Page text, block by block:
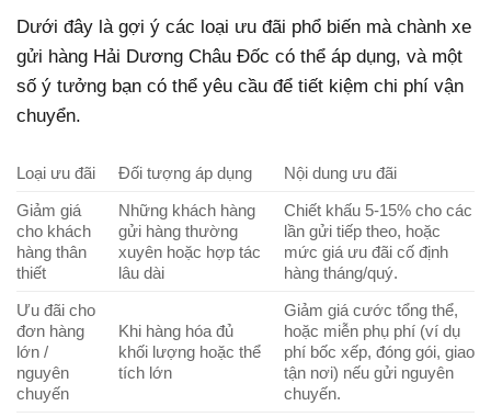
Dưới đây là gợi ý các loại ưu đãi phổ biến mà chành xe
gửi hàng Hải Dương Châu Đốc có thể áp dụng, và một
số ý tưởng bạn có thể yêu cầu để tiết kiệm chi phí vận
chuyển.
Loại ưu đãi Đối tượng áp dụng
Nội dung ưu đãi
Giảm giá
cho khách
hàng thân
thiết
Những khách hàng
gửi hàng thường
xuyên hoặc hợp tác
lâu dài
Chiết khấu 5-15% cho các
lần gửi tiếp theo, hoặc
mức giá ưu đãi cố định
hàng tháng/quý.
Ưu đãi cho
đơn hàng
lớn /
nguyên
chuyến
Khi hàng hóa đủ
khối lượng hoặc thể
tích lớn
Giảm giá cước tổng thể,
hoặc miễn phụ phí (ví dụ
phí bốc xếp, đóng gói, giao
tận nơi) nếu gửi nguyên
chuyến.